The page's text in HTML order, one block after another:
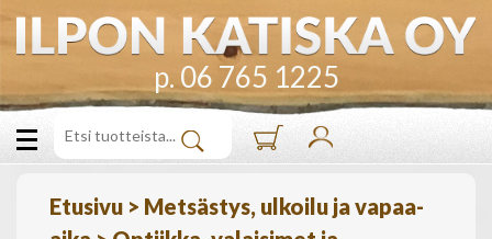
p. 06 765 1225
Etusivu > Metsästys, ulkoilu ja vapaa-